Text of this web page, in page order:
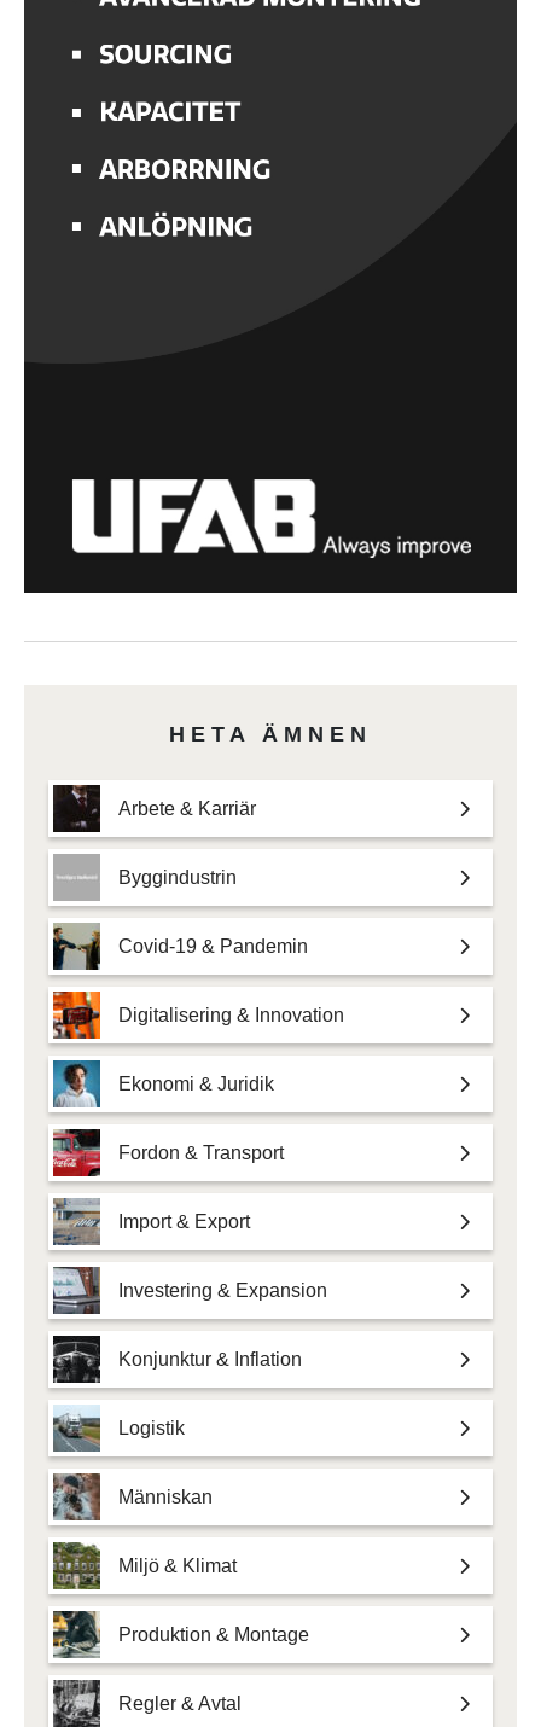
HETA ÄMNEN
Arbete & Karriär
Byggindustrin
Covid-19 & Pandemin
Digitalisering & Innovation
Ekonomi & Juridik
Fordon & Transport
Import & Export
Investering & Expansion
Konjunktur & Inflation
Logistik
Människan
Miljö & Klimat
Produktion & Montage
Regler & Avtal